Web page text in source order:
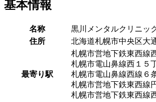
基本情報
名称 黒川メンタルクリニッ
住所
北海道札幌市中央区大
最寄り駅
札幌市営地下鉄東西線
札幌市電山鼻線西１５
札幌市電山鼻線西線６
札幌市営地下鉄東西線
札幌市営地下鉄東西線